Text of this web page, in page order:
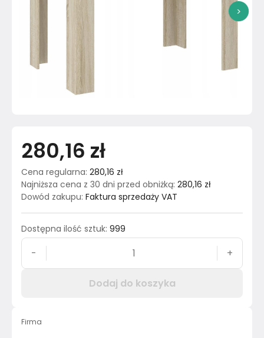
>
280,16 zł
Cena regularna: 280,16 zł
Najniższa cena z 30 dni przed obniżką: 280,16 zł
Dowód zakupu: Faktura sprzedaży VAT
Dostępna ilość sztuk: 999
- +
Dodaj do koszyka
Firma